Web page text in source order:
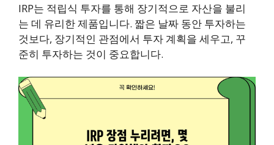
IRP는 적립식 투자를 통해 장기적으로 자산을 불리
는 데 유리한 제품입니다. 짧은 날짜 동안 투자하는
것보다, 장기적인 관점에서 투자 계획을 세우고, 꾸
준히 투자하는 것이 중요합니다.